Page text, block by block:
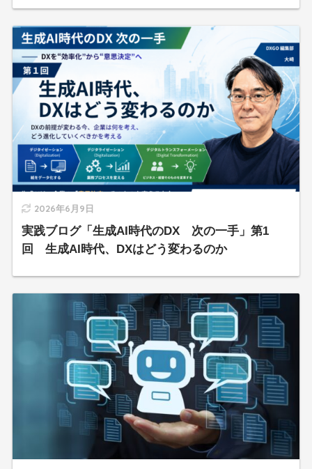
2026年6月9日
実践ブログ「生成AI時代のDX 次の一手」第1
回 生成AI時代、DXはどう変わるのか